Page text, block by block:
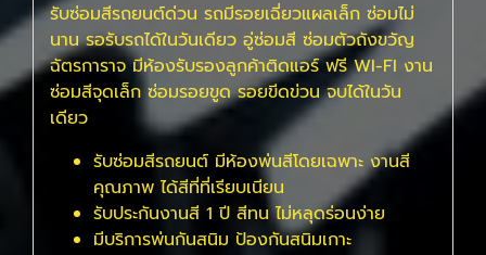
รับซ่อมสีรถยนต์ด่วน รถมีรอยเฉี่ยวแผลเล็ก ซ่อมไม่
นาน รอรับรถได้ในวันเดียว อู่ซ่อมสี ซ่อมตัวถังขวัญ
ฉัตรการาจ มีห้องรับรองลูกค้าติดแอร์ ฟรี WI-FI งาน
ซ่อมสีจุดเล็ก ซ่อมรอยขูด รอยขีดข่วน จบได้ในวัน
เดียว
รับซ่อมสีรถยนต์ มีห้องพ่นสีโดยเฉพาะ งานสี
คุณภาพ ได้สีที่ที่เรียบเนียน
รับประกันงานสี 1 ปี สีทน ไม่หลุดร่อนง่าย
มีบริการพ่นกันสนิม ป้องกันสนิมเกาะ